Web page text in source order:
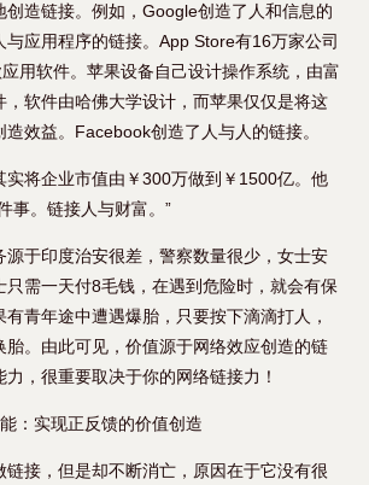
创造链接。例如，Google创造了人和信息的
与应用程序的链接。App Store有16万家公司
用软件。苹果设备自己设计操作系统，由富
，软件由哈佛大学设计，而苹果仅仅是将这
效益。Facebook创造了人与人的链接。
实将企业市值由￥300万做到￥1500亿。他
事。链接人与财富。”
源于印度治安很差，警察数量很少，女士安
只需一天付8毛钱，在遇到危险时，就会有保
青年途中遭遇爆胎，只要按下滴滴打人，
胎。由此可见，价值源于网络效应创造的链
，很重要取决于你的网络链接力！
：实现正反馈的价值创造
链接，但是却不断消亡，原因在于它没有很